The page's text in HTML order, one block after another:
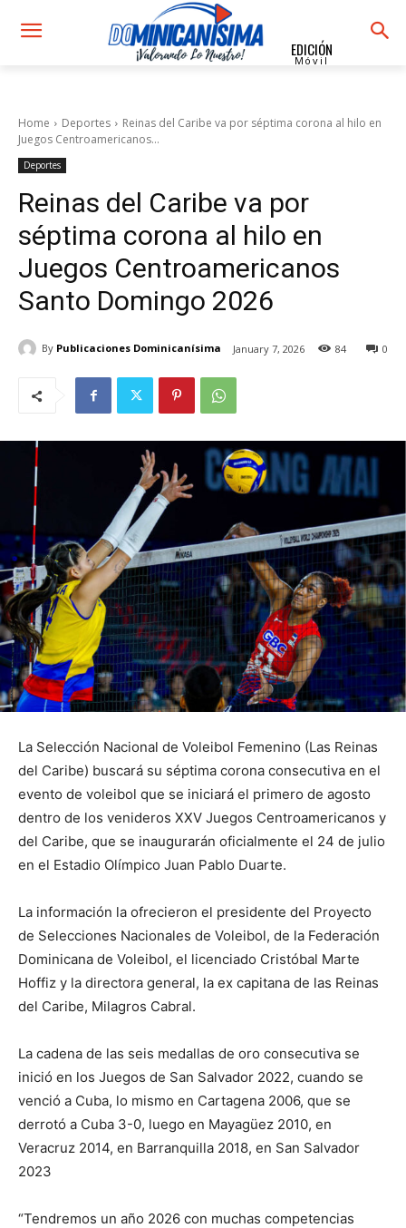
EDICIÓN
Móvil
Home Deportes
Reinas del Caribe va por séptima corona al hilo en
Juegos Centroamericanos...
Deportes
Reinas del Caribe va por
séptima corona al hilo en
Juegos Centroamericanos
Santo Domingo 2026
By Publicaciones Dominicanísima January 7, 2026 0
84
La Selección Nacional de Voleibol Femenino (Las Reinas
del Caribe) buscará su séptima corona consecutiva en el
evento de voleibol que se iniciará el primero de agosto
dentro de los venideros XXV Juegos Centroamericanos y
del Caribe, que se inaugurarán oficialmente el 24 de julio
en el Estadio Olímpico Juan Pablo Duarte.
La información la ofrecieron el presidente del Proyecto
de Selecciones Nacionales de Voleibol, de la Federación
Dominicana de Voleibol, el licenciado Cristóbal Marte
Hoffiz y la directora general, la ex capitana de las Reinas
del Caribe, Milagros Cabral.
La cadena de las seis medallas de oro consecutiva se
inició en los Juegos de San Salvador 2022, cuando se
venció a Cuba, lo mismo en Cartagena 2006, que se
derrotó a Cuba 3-0, luego en Mayagüez 2010, en
Veracruz 2014, en Barranquilla 2018, en San Salvador
2023
“Tendremos un año 2026 con muchas competencias